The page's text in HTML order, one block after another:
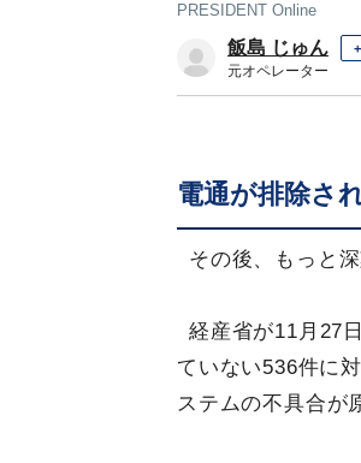
PRESIDENT Online
飯島 じゅん
元オペレーター
電通が排除さ
その後、もっと
経産省が11月27
ていない536件に
ステムの不具合が